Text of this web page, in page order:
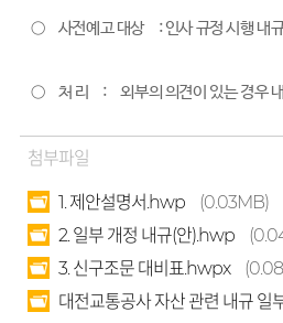
○ 사전예고 대상 : 인사 규정 시행 내
○ 처 리 : 외부의 의견이 있는 경우
첨부파일
1. 제안설명서.hwp (0.03MB)
2. 일부 개정 내규(안).hwp
3. 신구조문 대비표.hwpx
대전교통공사 자산 관련 내규 일